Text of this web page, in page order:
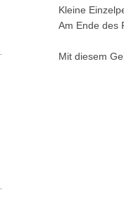
Kleine
Am Ende des
Mit diesem